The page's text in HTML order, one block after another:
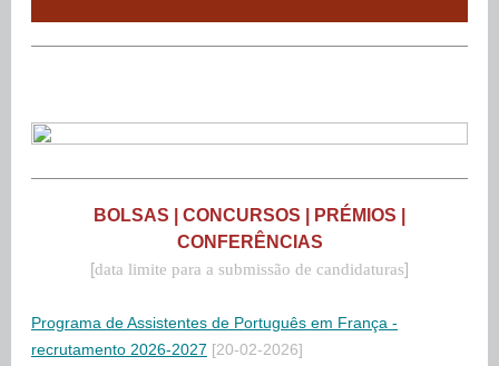
BOLSAS | CONCURSOS | PRÉMIOS |
CONFERÊNCIAS
[data limite para a submissão de candidaturas]
Programa de Assistentes de Português em França -
recrutamento 2026-2027 [20-02-2026]